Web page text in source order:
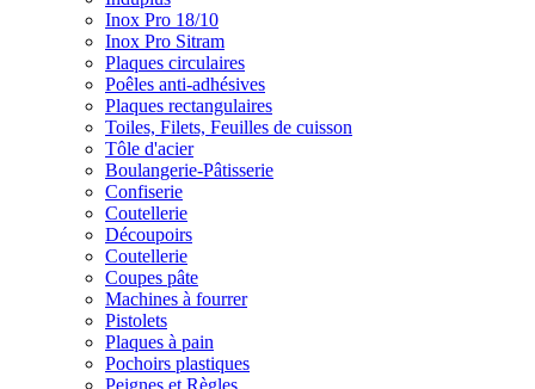
Inox Pro 18/10
Inox Pro Sitram
Plaques circulaires
Poêles anti-adhésives
Plaques rectangulaires
Toiles, Filets, Feuilles de cuisson
Tôle d'acier
Boulangerie-Pâtisserie
Confiserie
Coutellerie
Découpoirs
Coutellerie
Coupes pâte
Machines à fourrer
Pistolets
Plaques à pain
Pochoirs plastiques
Peignes et Règles